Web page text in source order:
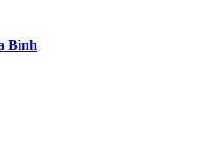
Bình